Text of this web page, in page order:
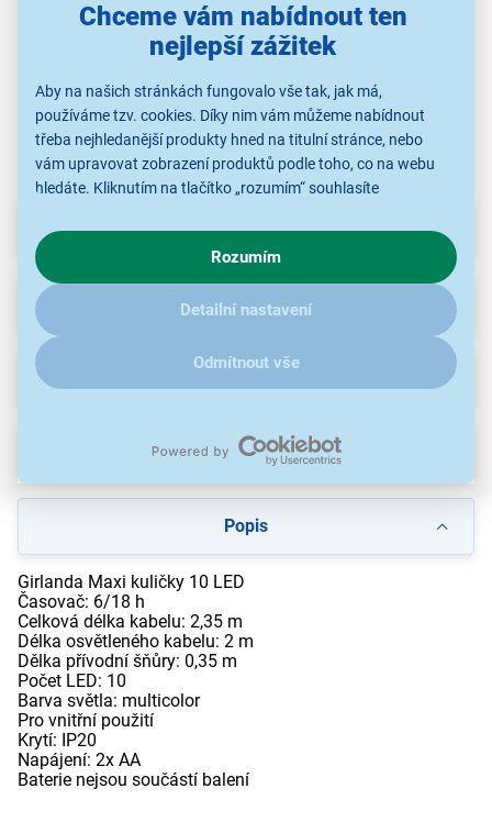
Chceme vám nabídnout ten
nejlepší zážitek
Aby na našich stránkách fungovalo vše tak, jak má,
používáme tzv. cookies. Díky nim vám můžeme nabídnout
třeba nejhledanější produkty hned na titulní stránce, nebo
vám upravovat zobrazení produktů podle toho, co na webu
hledáte. Kliknutím na tlačítko „rozumím“ souhlasíte
chování na webu pro zobrazení cílených reklam. Pokud vás
zajímají detaily, jak u nás s cookies a dalšími údaji pracujeme,
kliknětesem.
Rozumím
Detailní nastavení
Odmítnout vše
Vánoční osvětlení Vánoční osvětlení Vánoční osvětlení
Popis
Girlanda Maxi kuličky 10 LED
Časovač: 6/18 h
Celková délka kabelu: 2,35 m
Délka osvětleného kabelu: 2 m
Dělka přívodní šňůry: 0,35 m
Počet LED: 10
Barva světla: multicolor
Pro vnitřní použití
Krytí: IP20
Napájení: 2x AA
Baterie nejsou součástí balení
Parametry
Příslušenství (20)
Ke stažení